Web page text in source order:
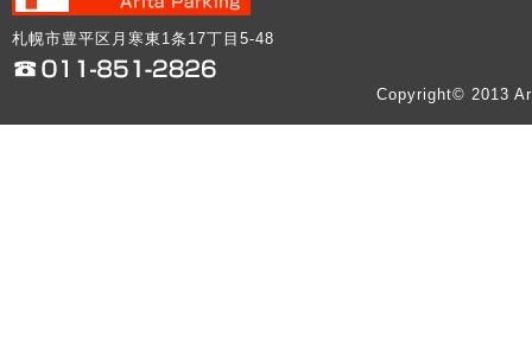
札幌市豊平区月寒東1条17丁目5-48
Copyright© 2013